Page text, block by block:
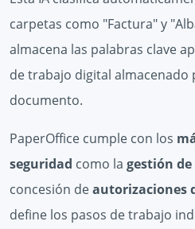
carpetas como "Factura" y
almacena las palabras clave
de trabajo digital
documento.
PaperOffice cumple con los
seguridad como la gestión
concesión deautorizaciones
define los pasos de trabajo